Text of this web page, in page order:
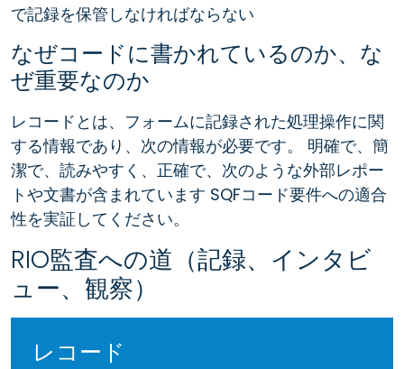
で記録を保管しなければならない
なぜコードに書かれているのか、な
ぜ重要なのか
レコードとは、フォームに記録された処理操作に関
する情報であり、次の情報が必要です。 明確で、簡
潔で、読みやすく、正確で、次のような外部レポー
トや文書が含まれています SQFコード要件への適合
性を実証してください。
RIO監査への道（記録、インタビ
ュー、観察）
レコード